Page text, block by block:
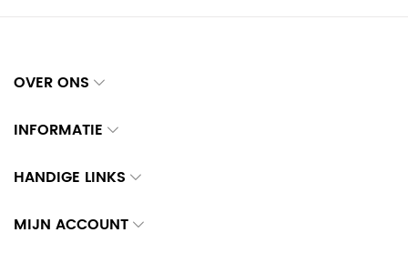
OVER ONS
INFORMATIE
HANDIGE LINKS
MIJN ACCOUNT